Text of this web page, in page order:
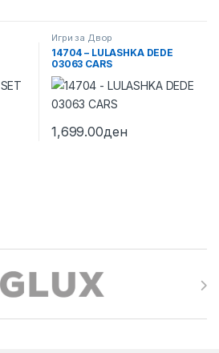
Игри за Двор
14704 – LULASHKA DEDE
03063 CARS
1,699.00ден